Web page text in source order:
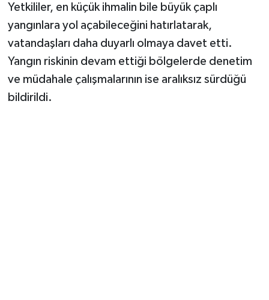
Yetkililer, en küçük ihmalin bile büyük çaplı
yangınlara yol açabileceğini hatırlatarak,
vatandaşları daha duyarlı olmaya davet etti.
Yangın riskinin devam ettiği bölgelerde denetim
ve müdahale çalışmalarının ise aralıksız sürdüğü
bildirildi.